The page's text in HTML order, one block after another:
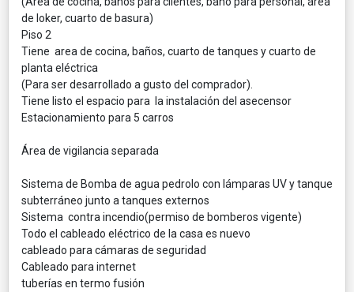
de loker, cuarto de basura)
Piso 2
Tiene area de cocina, baños, cuarto de tanques y cuarto de
planta eléctrica
(Para ser desarrollado a gusto del comprador).
Tiene listo el espacio para la instalación del asecensor
Estacionamiento para 5 carros
Área de vigilancia separada
Sistema de Bomba de agua pedrolo con lámparas UV y tanque
subterráneo junto a tanques externos
Sistema contra incendio(permiso de bomberos vigente)
Todo el cableado eléctrico de la casa es nuevo
cableado para cámaras de seguridad
Cableado para internet
tuberías en termo fusión